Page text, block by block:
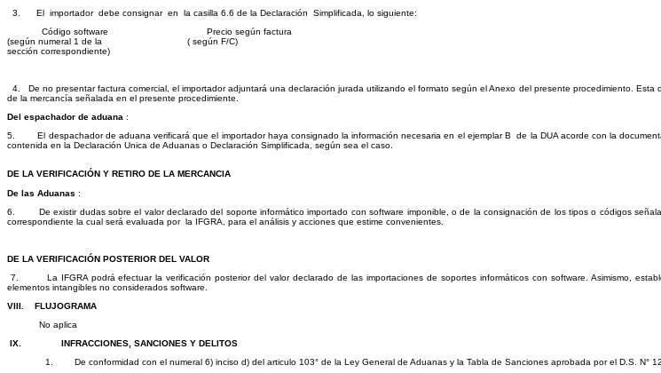
3. El importador debe consignar en la casilla 6.6 de la Declaración Simplificada, lo siguiente:
Código software Precio según factura
(según numeral 1 de la ( según F/C)
sección correspondiente)
4. De no presentar factura comercial, el importador adjuntará una declaración jurada utilizando el formato según el Anexo del presente procedimiento.
de la mercancía señalada en el presente procedimiente.
Del espachador de aduana :
5. El despachador de aduana verificará que el importador haya consignado la información necesaria en el ejemplar B de la DUA acorde con la
contenida en la Declaración Unica de Aduanas o Declaración Simplificada, según sea el caso.
DE LA VERIFICACIÓN Y RETIRO DE LA MERCANCIA
De las Aduanas :
6. De existir dudas sobre el valor declarado del soporte informático importado con software imponible, o de la consignación de los tipos o códigos
correspondiente la cual será evaluada por la IFGRA, para el análisis y acciones que estime convenientes.
DE LA VERIFICACIÓN POSTERIOR DEL VALOR
7. La IFGRA podrá efectuar la verificación posterior del valor declarado de las importaciones de soportes informáticos con software. Asimismo,
elementos intangibles no considerados software.
VIII. FLUJOGRAMA
No aplica
IX. INFRACCIONES, SANCIONES Y DELITOS
1. De conformidad con el numeral 6) inciso d) del articulo 103° de la Ley General de Aduanas y la Tabla de Sanciones aprobada por el D.S. N°